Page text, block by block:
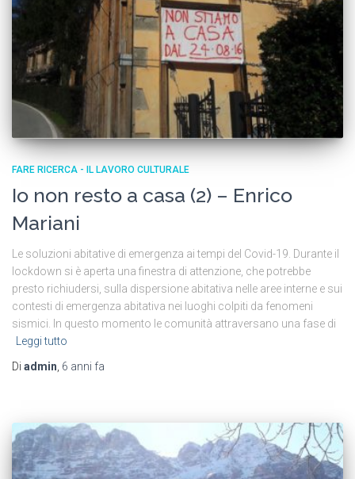
FARE RICERCA - IL LAVORO CULTURALE
Io non resto a casa (2) – Enrico
Mariani
Le soluzioni abitative di emergenza ai tempi del Covid-19. Durante il
lockdown si è aperta una finestra di attenzione, che potrebbe
presto richiudersi, sulla dispersione abitativa nelle aree interne e sui
contesti di emergenza abitativa nei luoghi colpiti da fenomeni
sismici. In questo momento le comunità attraversano una fase di
Leggi tutto
Di admin, 6 anni fa